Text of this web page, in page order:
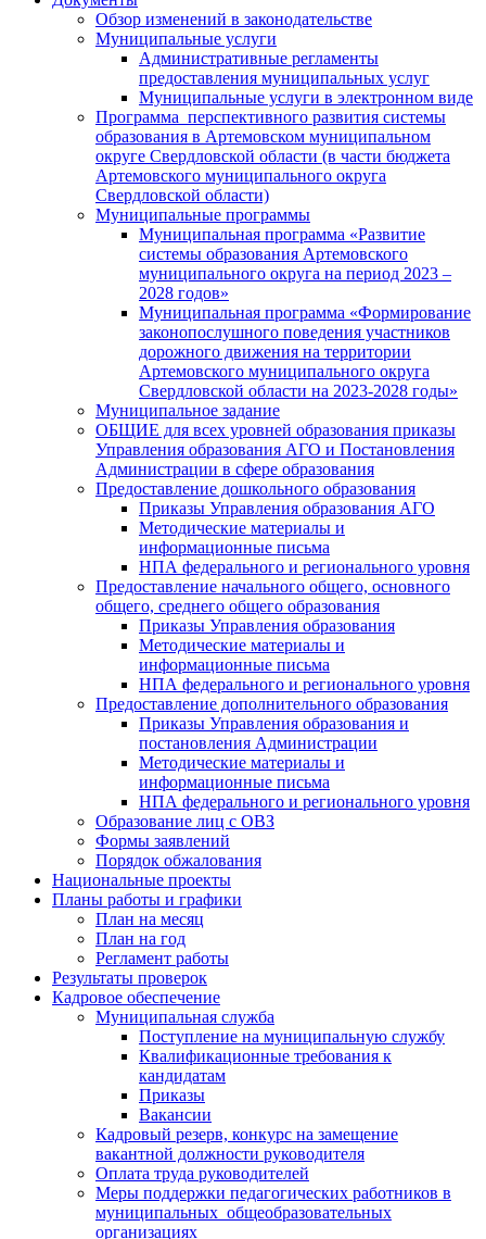
Обзор изменений в законодательстве
Муниципальные услуги
Административные регламенты
предоставления муниципальных услуг
Муниципальные услуги в электронном виде
Программа перспективного развития системы
образования в Артемовском муниципальном
округе Свердловской области (в части бюджета
Артемовского муниципального округа
Свердловской области)
Муниципальные программы
Муниципальная программа «Развитие
системы образования Артемовского
муниципального округа на период 2023 –
2028 годов»
Муниципальная программа «Формирование
законопослушного поведения участников
дорожного движения на территории
Артемовского муниципального округа
Свердловской области на 2023-2028 годы»
Муниципальное задание
ОБЩИЕ для всех уровней образования приказы
Управления образования АГО и Постановления
Администрации в сфере образования
Предоставление дошкольного образования
Приказы Управления образования АГО
Методические материалы и
информационные письма
НПА федерального и регионального уровня
Предоставление начального общего, основного
общего, среднего общего образования
Приказы Управления образования
Методические материалы и
информационные письма
НПА федерального и регионального уровня
Предоставление дополнительного образования
Приказы Управления образования и
постановления Администрации
Методические материалы и
информационные письма
НПА федерального и регионального уровня
Образование лиц с ОВЗ
Формы заявлений
Порядок обжалования
Национальные проекты
Планы работы и графики
План на месяц
План на год
Регламент работы
Результаты проверок
Кадровое обеспечение
Муниципальная служба
Поступление на муниципальную службу
Квалификационные требования к
кандидатам
Приказы
Вакансии
Кадровый резерв, конкурс на замещение
вакантной должности руководителя
Оплата труда руководителей
Меры поддержки педагогических работников в
муниципальных общеобразовательных
организациях